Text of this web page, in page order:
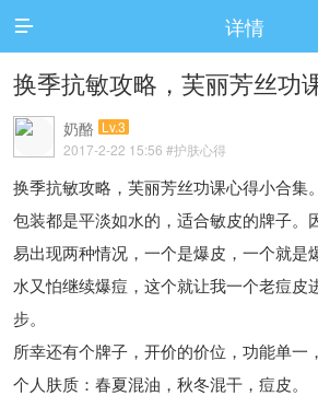
 详情
换季抗敏攻略，芙丽芳丝功
奶酪 Lv.3
2017-2-22 15:56 #护肤心得
换季抗敏攻略，芙丽芳丝功课心得小合集
包装都是平淡如水的，适合敏皮的牌子。
易出现两种情况，一个是爆皮，一个就是
水又怕继续爆痘，这个就让我一个老痘皮
步。
所幸还有个牌子，开价的价位，功能单一
个人肤质：春夏混油，秋冬混干，痘皮。